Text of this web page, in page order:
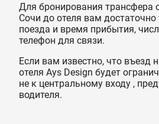
Для бронирования трансфера
Сочи до отеля вам
поезда и время прибытия,
телефон для связи.
Если вам известно, что въезд
отеля Ays Design будет
не к центральному входу ,
водителя.